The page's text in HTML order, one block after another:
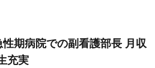
性期病院での副看護部長 月収
充実